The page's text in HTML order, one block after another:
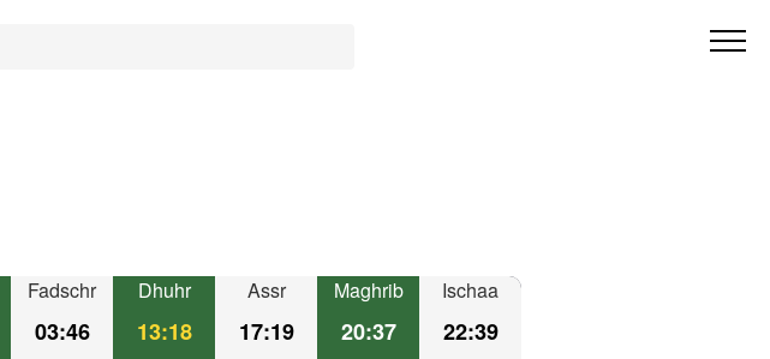
Fadschr
03:46
Dhuhr
13:18
Assr
17:19
Maghrib
20:37
Ischaa
22:39